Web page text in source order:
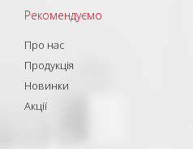
Рекомендуємо
Про нас
Продукція
Новинки
Акції